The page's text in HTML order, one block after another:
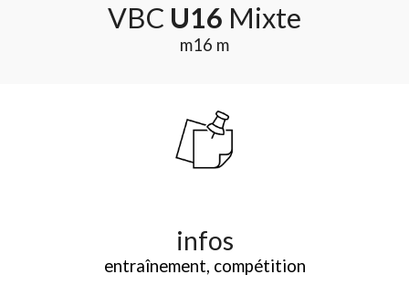
VBC U16 Mixte
m16 m
infos
entraînement, compétition